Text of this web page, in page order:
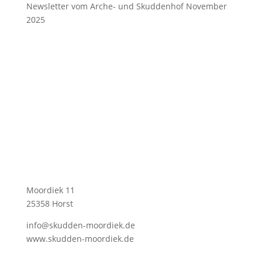
Newsletter vom Arche- und Skuddenhof November
2025
Moordiek 11
25358 Horst
info@skudden-moordiek.de
www.skudden-moordiek.de